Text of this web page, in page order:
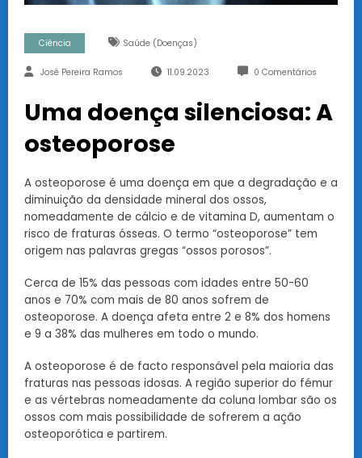
Ciência Saúde (doenças)
José Pereira Ramos 11.09.2023 0 Comentários
Uma doença silenciosa: A
osteoporose
A osteoporose é uma doença em que a degradação e a
diminuição da densidade mineral dos ossos,
nomeadamente de cálcio e de vitamina D, aumentam o
risco de fraturas ósseas. O termo “osteoporose” tem
origem nas palavras gregas “ossos porosos”.
Cerca de 15% das pessoas com idades entre 50-60
anos e 70% com mais de 80 anos sofrem de
osteoporose. A doença afeta entre 2 e 8% dos homens
e 9 a 38% das mulheres em todo o mundo.
A osteoporose é de facto responsável pela maioria das
fraturas nas pessoas idosas. A região superior do fémur
e as vértebras nomeadamente da coluna lombar são os
ossos com mais possibilidade de sofrerem a ação
osteoporótica e partirem.